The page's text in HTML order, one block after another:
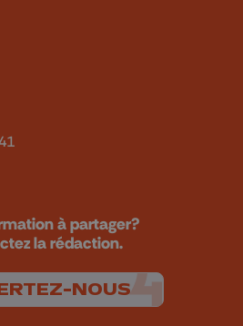
à partager?
la rédaction.
NOUS